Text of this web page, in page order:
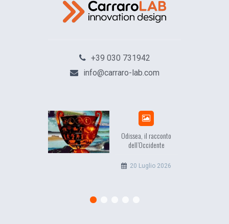
+39 030 731942
info@carraro-lab.com
Odissea, il racconto
dell’Occidente